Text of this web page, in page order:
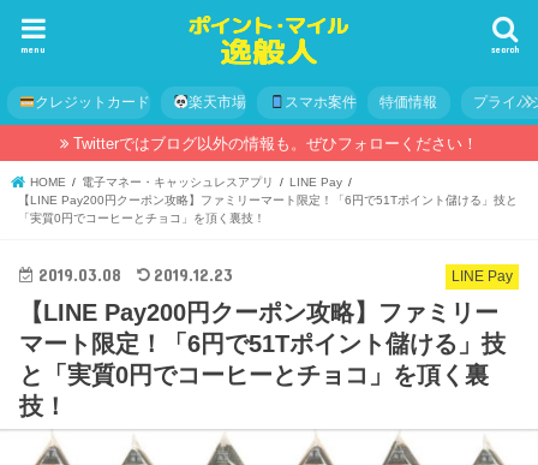
search
menu
クレジットカード 楽天市場 スマホ案件 特価情報 プライバ
Twitterではブログ以外の情報も。ぜひフォローください！
HOME 電子マネー・キャッシュレスアプリ
LINE Pay
【LINE Pay200円クーポン攻略】ファミリーマート限定！「6円で51Tポイント儲ける」技と
「実質0円でコーヒーとチョコ」を頂く裏技！
LINE Pay
2019.03.08 2019.12.23
【LINE Pay200円クーポン攻略】ファミリー
マート限定！「6円で51Tポイント儲ける」技
と「実質0円でコーヒーとチョコ」を頂く裏
技！